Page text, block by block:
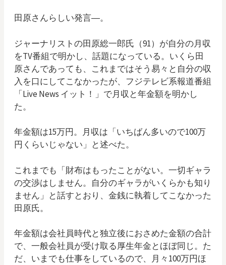
田原さんらしい発言―。
ジャーナリストの田原総一郎氏（91）が自分の月収
をTV番組で明かし、話題になっている。いくら田
原さんであっても、これまではそう易々と自分の収
入を口にしてこなかったが、フジテレビ系報道番組
「Live News イット！」で月収と年金額を明かし
た。
年金額は15万円。月収は「いちばん多いので100万
円くらいじゃない」と述べた。
これまでも「財布はもったことがない。一切ギャラ
の交渉はしません。自分のギャラがいくらかも知り
ません」と話すとおり、金銭に執着してこなかった
田原氏。
年金額は会社員時代と独立後におさめた金額の合計
で、一般会社員が受け取る厚生年金とほぼ同じ。た
だ、いまでも仕事をしているので、月々100万円ほ